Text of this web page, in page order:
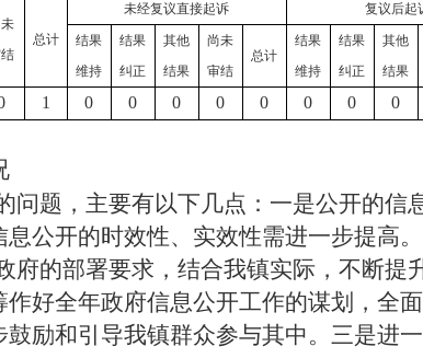
总计
未经复议直接起诉 复议后起
结果
维持
结果
纠正
其他
结果
尚未
审结
总计
结果
维持
结果
纠正
其他
结果
1 0 0 0 0 0 0 0 0
问题，主要有以下几点：一是公开的信
公开的时效性、实效性需进一步提高。
府的部署要求，结合我镇实际，不断提
好全年政府信息公开工作的谋划，全
励和引导我镇群众参与其中。三是进